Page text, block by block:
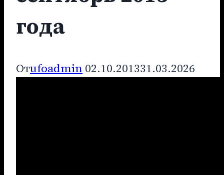
года
Отufoadmin 02.10.201331.03.2026